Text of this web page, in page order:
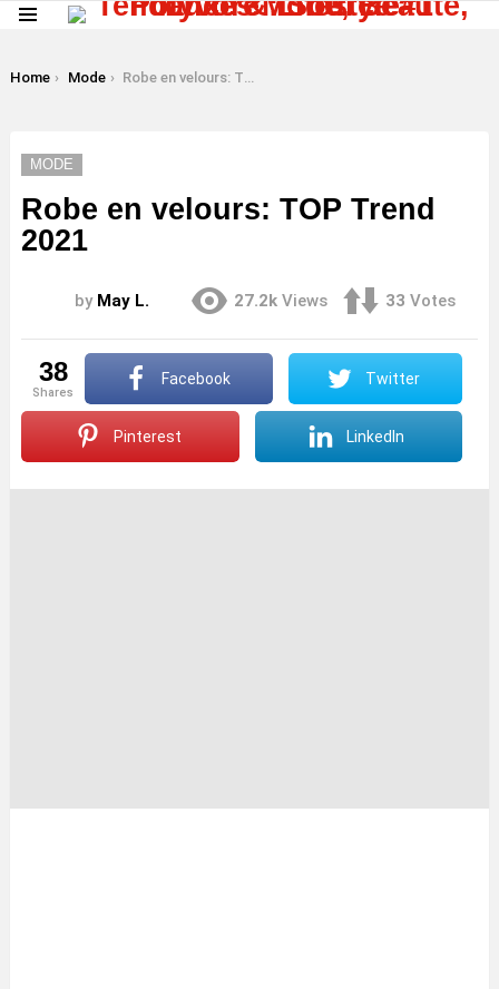
You are here:
Home Mode Robe en velours: TOP Trend 2021
MODE
Robe en velours: TOP Trend
2021
by May L. 27.2k Views 33 Votes
38
shares
Facebook Twitter
Pinterest LinkedIn